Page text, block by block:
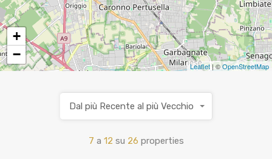
+
−
Leaflet| ©OpenStreetMap
7 a 12 su 26 properties
Dal più Recente al più Vecchio